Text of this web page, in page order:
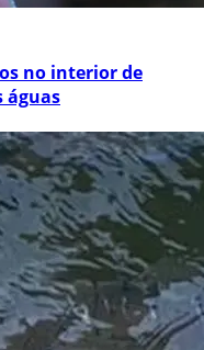
no interior de
águas